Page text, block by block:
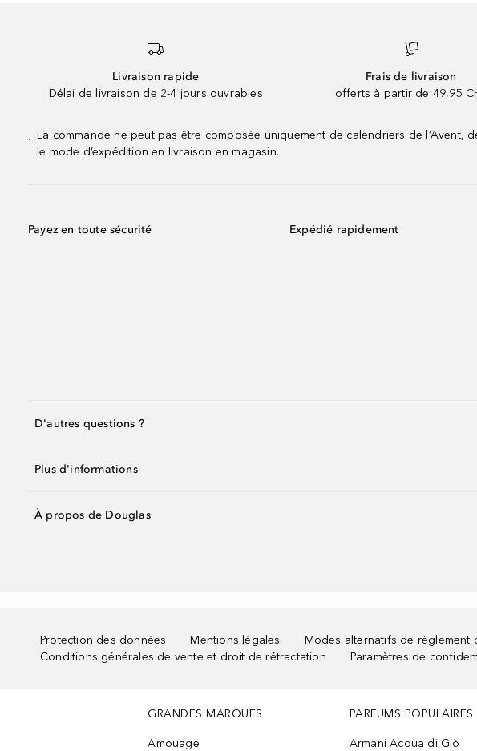
Livraison rapide
Délai de livraison de 2-4 jours ouvrables
Frais de livraison
offerts à partir de 49,95
¹
La commande ne peut pas être composée uniquement de calendriers de
le mode d’expédition en livraison en magasin.
Payez en toute sécurité Expédié rapidement
D'autres questions ?
Plus d'informations
À propos de Douglas
Protection des données Mentions légales
Modes alternatifs de règlement
Conditions générales de vente et droit de rétractation
Paramètres de
GRANDES MARQUES
Amouage
PARFUMS POPULAIRES
Armani Acqua di Giò